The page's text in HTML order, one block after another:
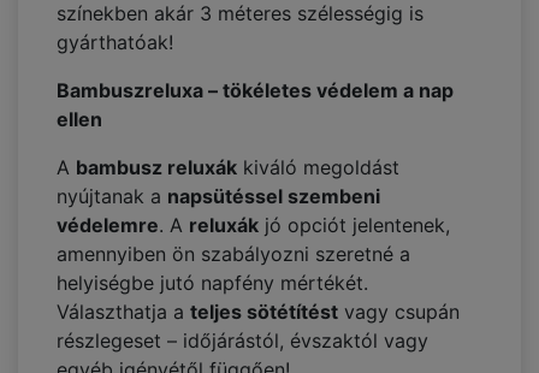
színekben akár 3 méteres szélességig is
gyárthatóak!
Bambuszreluxa – tökéletes védelem a nap
ellen
A bambusz reluxák kiváló megoldást
nyújtanak a napsütéssel szembeni
védelemre. A reluxák jó opciót jelentenek,
amennyiben ön szabályozni szeretné a
helyiségbe jutó napfény mértékét.
Választhatja a teljes sötétítést vagy csupán
részlegeset – időjárástól, évszaktól vagy